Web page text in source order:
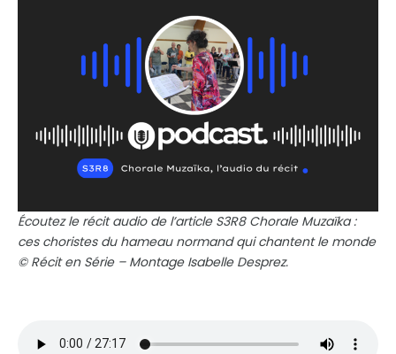
Écoutez le récit audio de l’article S3R8 Chorale Muzaïka :
ces choristes du hameau normand qui chantent le monde
© Récit en Série – Montage Isabelle Desprez.